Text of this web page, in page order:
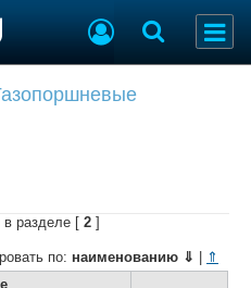
объявлений
флота
в разделе [ 2]
по: наименованию ⇓
⇑